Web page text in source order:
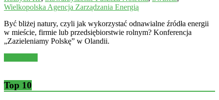
Wielkopolska Agencja Zarządzania Energią
Być bliżej natury, czyli jak wykorzystać odnawialne źródła energii
w mieście, firmie lub przedsiębiorstwie rolnym? Konferencja
„Zazieleniamy Polskę” w Olandii.
Top 10